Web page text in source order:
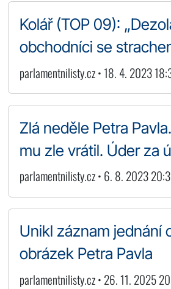
Kolář (TOP 09):
obchodníci se
parlamentnilisty.cz • 18. 4. 2023
Zlá neděle Petra
mu zle vrátil. Úder za
parlamentnilisty.cz • 6. 8. 2023
Unikl záznam jednání
obrázek Petra Pavla
parlamentnilisty.cz • 26. 11. 2025